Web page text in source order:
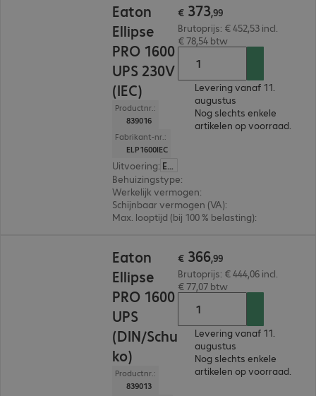
Eaton
Ellipse
PRO 1600
UPS 230V
(IEC)
Productnr.:
839016
Fabrikant-nr.:
ELP1600IEC
Uitvoering: Europa
Behuizingstype:
Werkelijk vermogen:
Schijnbaar vermogen (VA):
Max. looptijd (bij 100 % belasting):
€ 373,99
Brutoprijs: € 452,53 incl.
€ 78,54 btw
Levering vanaf 11.
augustus
Nog slechts enkele
artikelen op voorraad.
Eaton
Ellipse
PRO 1600
UPS
(DIN/Schu
ko)
Productnr.:
839013
€ 366,99
Brutoprijs: € 444,06 incl.
€ 77,07 btw
Levering vanaf 11.
augustus
Nog slechts enkele
artikelen op voorraad.